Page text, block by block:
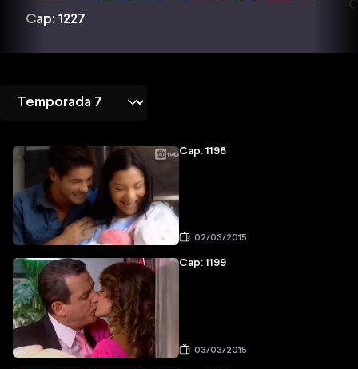
Cap: 1227
Cap: 1198
02/03/2015
Cap: 1199
03/03/2015